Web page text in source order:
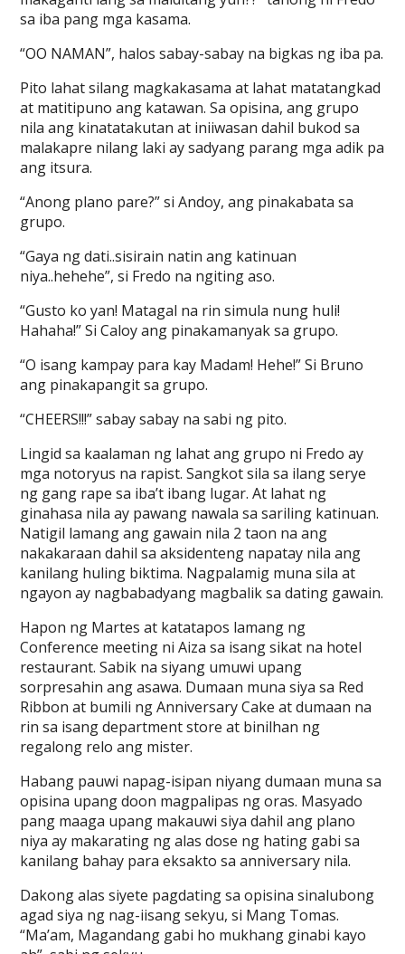
sa iba pang mga kasama.
“OO NAMAN”, halos sabay-sabay na bigkas ng iba pa.
Pito lahat silang magkakasama at lahat matatangkad
at matitipuno ang katawan. Sa opisina, ang grupo
nila ang kinatatakutan at iniiwasan dahil bukod sa
malakapre nilang laki ay sadyang parang mga adik pa
ang itsura.
“Anong plano pare?” si Andoy, ang pinakabata sa
grupo.
“Gaya ng dati..sisirain natin ang katinuan
niya..hehehe”, si Fredo na ngiting aso.
“Gusto ko yan! Matagal na rin simula nung huli!
Hahaha!” Si Caloy ang pinakamanyak sa grupo.
“O isang kampay para kay Madam! Hehe!” Si Bruno
ang pinakapangit sa grupo.
“CHEERS!!!” sabay sabay na sabi ng pito.
Lingid sa kaalaman ng lahat ang grupo ni Fredo ay
mga notoryus na rapist. Sangkot sila sa ilang serye
ng gang rape sa iba’t ibang lugar. At lahat ng
ginahasa nila ay pawang nawala sa sariling katinuan.
Natigil lamang ang gawain nila 2 taon na ang
nakakaraan dahil sa aksidenteng napatay nila ang
kanilang huling biktima. Nagpalamig muna sila at
ngayon ay nagbabadyang magbalik sa dating gawain.
Hapon ng Martes at katatapos lamang ng
Conference meeting ni Aiza sa isang sikat na hotel
restaurant. Sabik na siyang umuwi upang
sorpresahin ang asawa. Dumaan muna siya sa Red
Ribbon at bumili ng Anniversary Cake at dumaan na
rin sa isang department store at binilhan ng
regalong relo ang mister.
Habang pauwi napag-isipan niyang dumaan muna sa
opisina upang doon magpalipas ng oras. Masyado
pang maaga upang makauwi siya dahil ang plano
niya ay makarating ng alas dose ng hating gabi sa
kanilang bahay para eksakto sa anniversary nila.
Dakong alas siyete pagdating sa opisina sinalubong
agad siya ng nag-iisang sekyu, si Mang Tomas.
“Ma’am, Magandang gabi ho mukhang ginabi kayo